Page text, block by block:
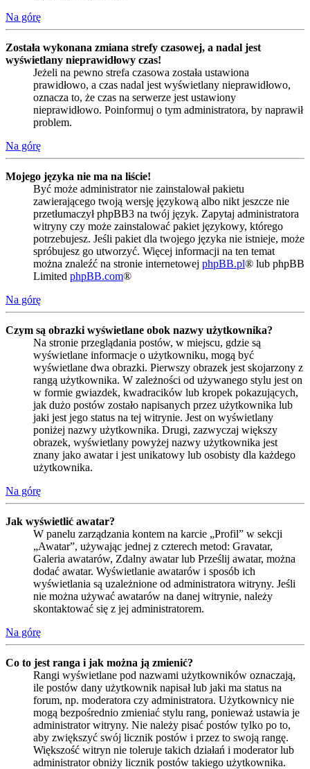
Na górę
Została wykonana zmiana strefy czasowej, a nadal jest
wyświetlany nieprawidłowy czas!
Jeżeli na pewno strefa czasowa została ustawiona
prawidłowo, a czas nadal jest wyświetlany nieprawidłowo,
oznacza to, że czas na serwerze jest ustawiony
nieprawidłowo. Poinformuj o tym administratora, by naprawił
problem.
Na górę
Mojego języka nie ma na liście!
Być może administrator nie zainstalował pakietu
zawierającego twoją wersję językową albo nikt jeszcze nie
przetłumaczył phpBB3 na twój język. Zapytaj administratora
witryny czy może zainstalować pakiet językowy, którego
potrzebujesz. Jeśli pakiet dla twojego języka nie istnieje, może
spróbujesz go utworzyć. Więcej informacji na ten temat
można znaleźć na stronie internetowej phpBB.pl® lub phpBB
Limited phpBB.com®
Na górę
Czym są obrazki wyświetlane obok nazwy użytkownika?
Na stronie przeglądania postów, w miejscu, gdzie są
wyświetlane informacje o użytkowniku, mogą być
wyświetlane dwa obrazki. Pierwszy obrazek jest skojarzony z
rangą użytkownika. W zależności od używanego stylu jest on
w formie gwiazdek, kwadracików lub kropek pokazujących,
jak dużo postów zostało napisanych przez użytkownika lub
jaki jest jego status na tej witrynie. Jest on wyświetlany
poniżej nazwy użytkownika. Drugi, zazwyczaj większy
obrazek, wyświetlany powyżej nazwy użytkownika jest
znany jako awatar i jest unikatowy lub osobisty dla każdego
użytkownika.
Na górę
Jak wyświetlić awatar?
W panelu zarządzania kontem na karcie „Profil” w sekcji
„Awatar”, używając jednej z czterech metod: Gravatar,
Galeria awatarów, Zdalny awatar lub Prześlij awatar, można
dodać awatar. Wyświetlanie awatarów i sposób ich
wyświetlania są uzależnione od administratora witryny. Jeśli
nie można używać awatarów na danej witrynie, należy
skontaktować się z jej administratorem.
Na górę
Co to jest ranga i jak można ją zmienić?
Rangi wyświetlane pod nazwami użytkowników oznaczają,
ile postów dany użytkownik napisał lub jaki ma status na
forum, np. moderatora czy administratora. Użytkownicy nie
mogą bezpośrednio zmieniać stylu rang, ponieważ ustawia je
administrator witryny. Nie należy pisać postów tylko po to,
aby zwiększyć swój licznik postów i przez to swoją rangę.
Większość witryn nie toleruje takich działań i moderator lub
administrator obniży licznik postów takiego użytkownika.